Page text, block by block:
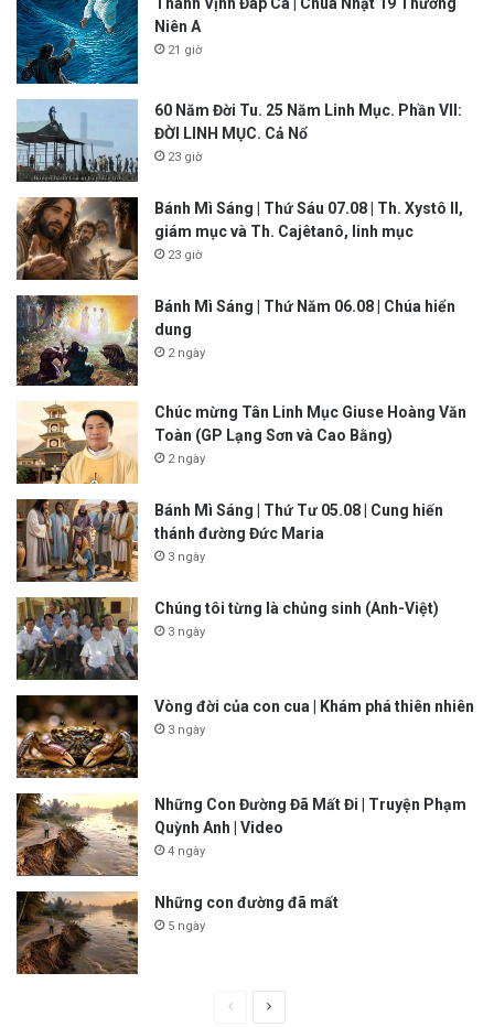
Thánh Vịnh Đáp Ca | Chúa Nhật 19 Thường
Niên A
21 giờ
60 Năm Đời Tu. 25 Năm Linh Mục. Phần VII:
ĐỜI LINH MỤC. Cả Nổ
23 giờ
Bánh Mì Sáng | Thứ Sáu 07.08 | Th. Xystô II,
giám mục và Th. Cajêtanô, linh mục
23 giờ
Bánh Mì Sáng | Thứ Năm 06.08 | Chúa hiển
dung
2 ngày
Chúc mừng Tân Linh Mục Giuse Hoàng Văn
Toàn (GP Lạng Sơn và Cao Bằng)
2 ngày
Bánh Mì Sáng | Thứ Tư 05.08 | Cung hiến
thánh đường Đức Maria
3 ngày
Chúng tôi từng là chủng sinh (Anh-Việt)
3 ngày
Vòng đời của con cua | Khám phá thiên nhiên
3 ngày
Những Con Đường Đã Mất Đi | Truyện Phạm
Quỳnh Anh | Video
4 ngày
Những con đường đã mất
5 ngày